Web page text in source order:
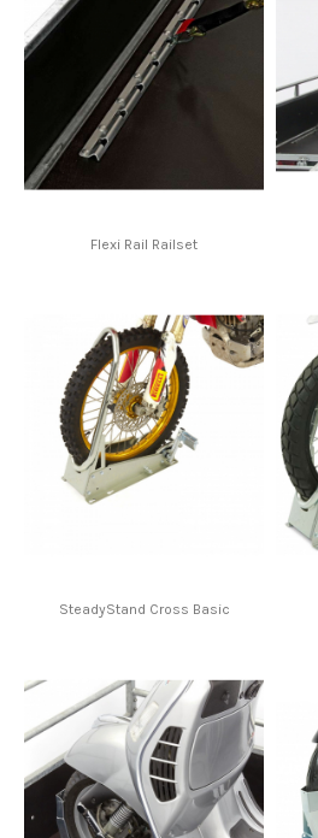
Flexi Rail Railset
SteadyStand Cross Basic